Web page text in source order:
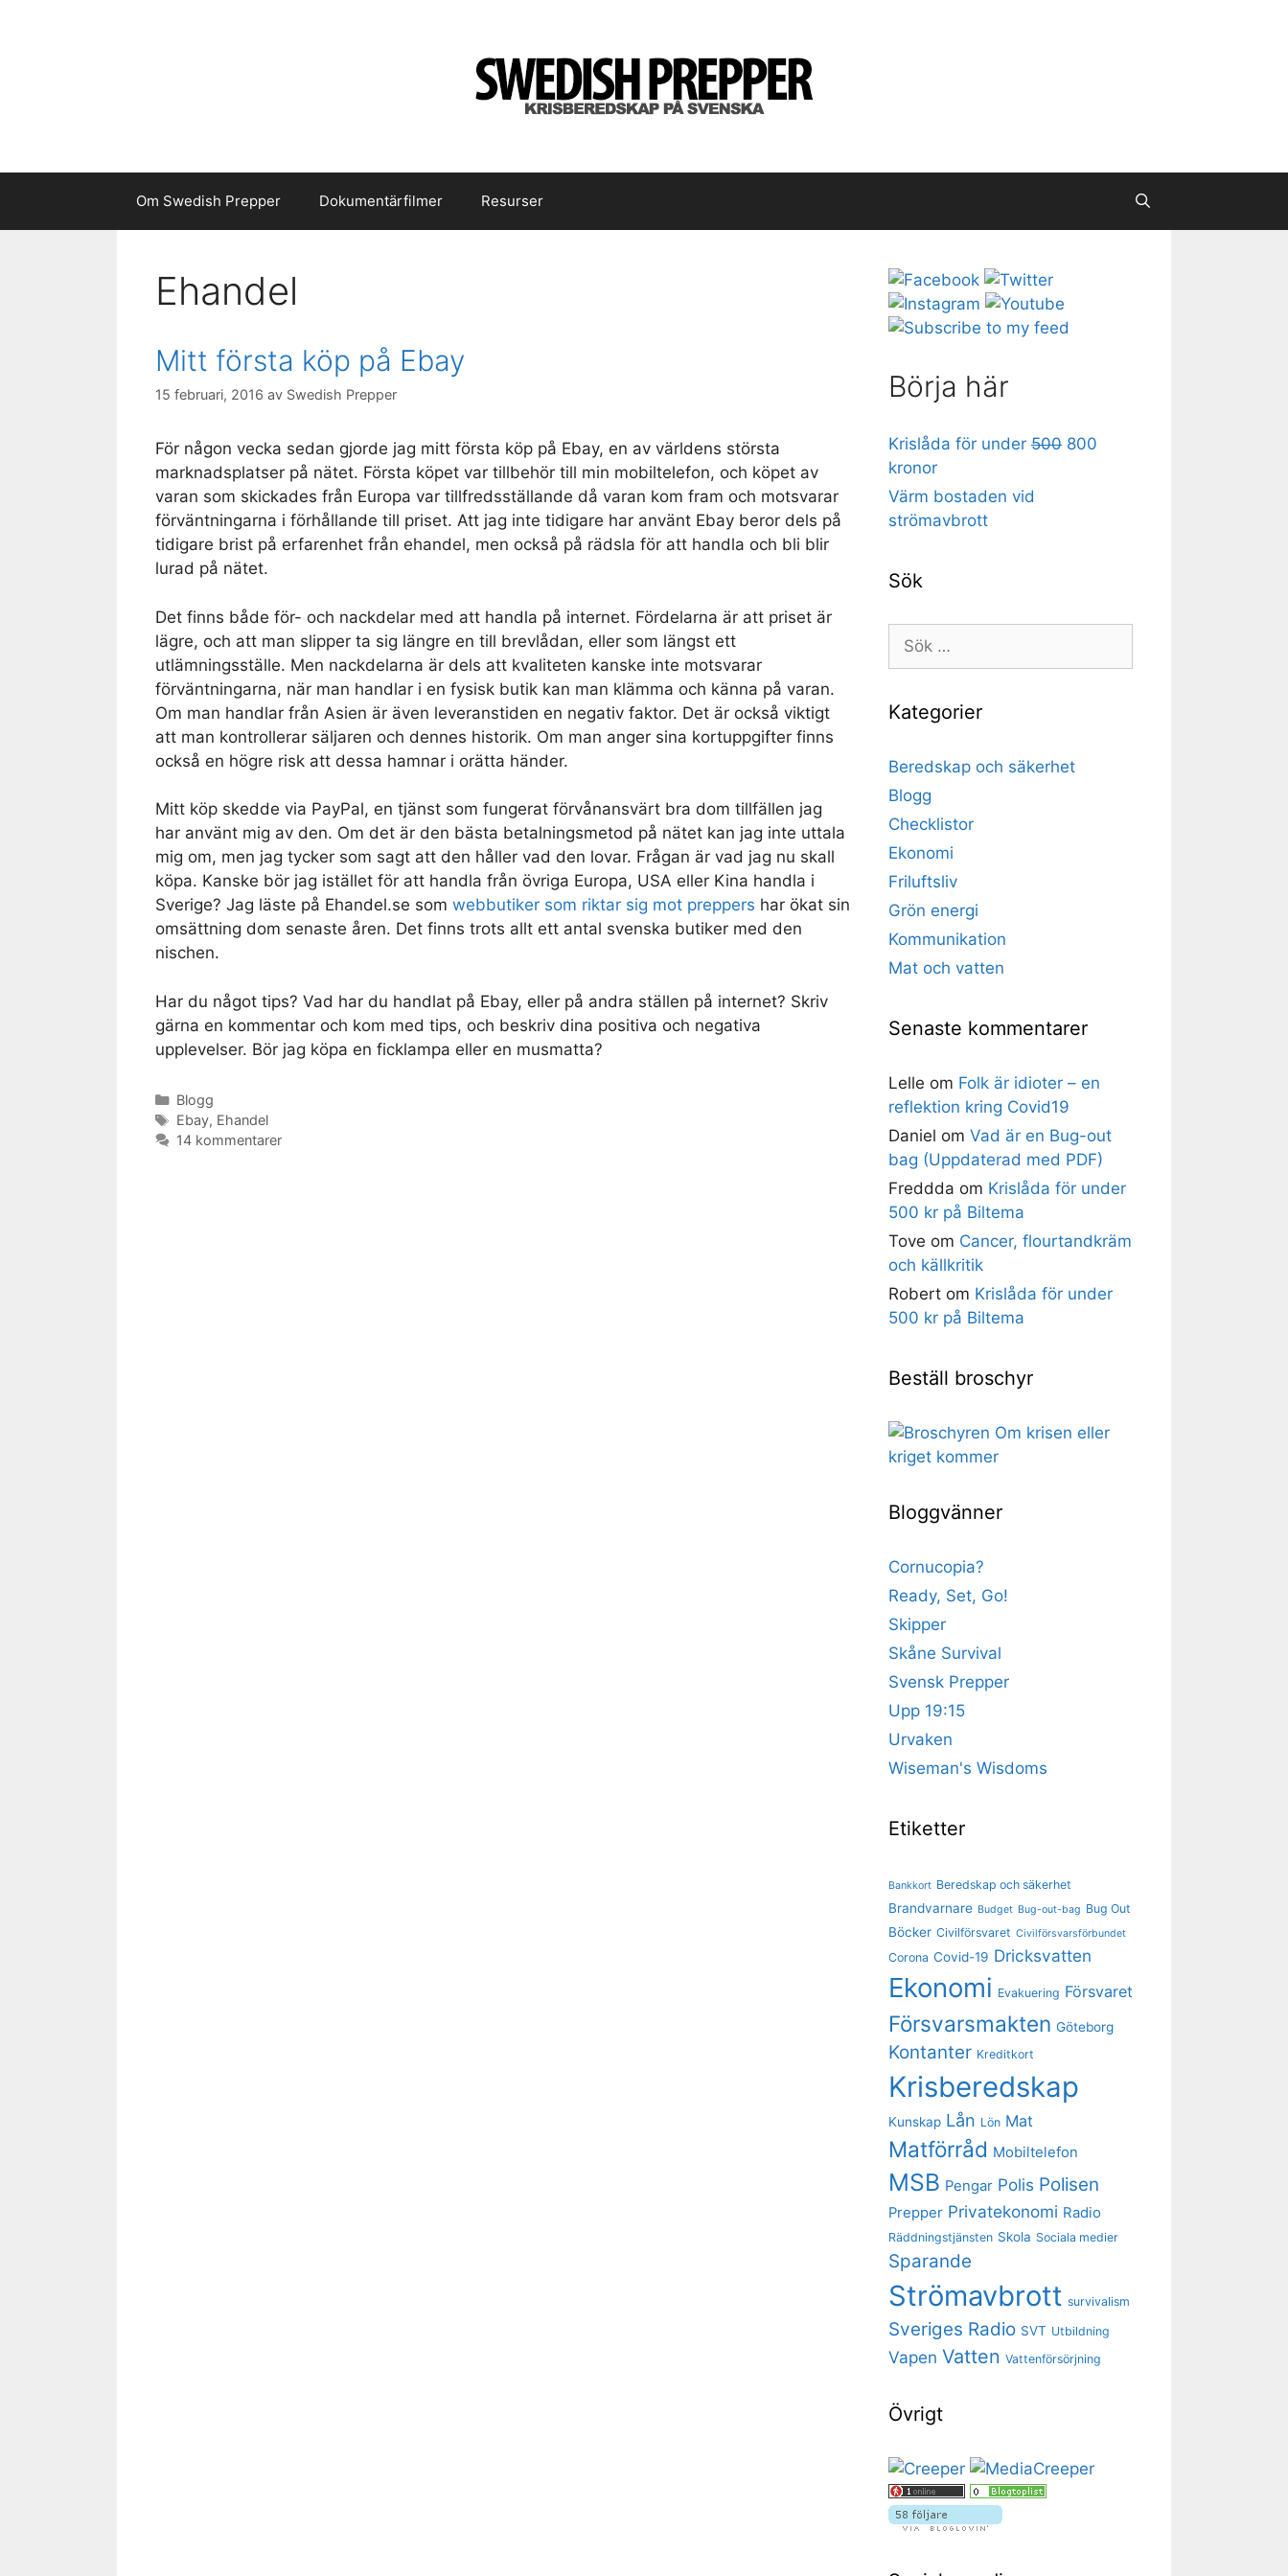
Om Swedish Prepper Dokumentärfilmer Resurser
Ehandel
Mitt första köp på Ebay
15 februari, 2016 av Swedish Prepper
För någon vecka sedan gjorde jag mitt första köp på Ebay, en av världens största
marknadsplatser på nätet. Första köpet var tillbehör till min mobiltelefon, och köpet av
varan som skickades från Europa var tillfredsställande då varan kom fram och motsvarar
förväntningarna i förhållande till priset. Att jag inte tidigare har använt Ebay beror dels på
tidigare brist på erfarenhet från ehandel, men också på rädsla för att handla och bli blir
lurad på nätet.
Det finns både för- och nackdelar med att handla på internet. Fördelarna är att priset är
lägre, och att man slipper ta sig längre en till brevlådan, eller som längst ett
utlämningsställe. Men nackdelarna är dels att kvaliteten kanske inte motsvarar
förväntningarna, när man handlar i en fysisk butik kan man klämma och känna på varan.
Om man handlar från Asien är även leveranstiden en negativ faktor. Det är också viktigt
att man kontrollerar säljaren och dennes historik. Om man anger sina kortuppgifter finns
också en högre risk att dessa hamnar i orätta händer.
Mitt köp skedde via PayPal, en tjänst som fungerat förvånansvärt bra dom tillfällen jag
har använt mig av den. Om det är den bästa betalningsmetod på nätet kan jag inte uttala
mig om, men jag tycker som sagt att den håller vad den lovar. Frågan är vad jag nu skall
köpa. Kanske bör jag istället för att handla från övriga Europa, USA eller Kina handla i
Sverige? Jag läste på Ehandel.se som webbutiker som riktar sig mot preppers har ökat sin
omsättning dom senaste åren. Det finns trots allt ett antal svenska butiker med den
nischen.
Har du något tips? Vad har du handlat på Ebay, eller på andra ställen på internet? Skriv
gärna en kommentar och kom med tips, och beskriv dina positiva och negativa
upplevelser. Bör jag köpa en ficklampa eller en musmatta?
Kategorier
Blogg
Etiketter
Ebay, Ehandel
14 kommentarer
Börja här
Krislåda för under 500 800
kronor
Värm bostaden vid
strömavbrott
Sök
Sök
efter:
Kategorier
Beredskap och säkerhet
Blogg
Checklistor
Ekonomi
Friluftsliv
Grön energi
Kommunikation
Mat och vatten
Senaste kommentarer
Lelle om Folk är idioter – en
reflektion kring Covid19
Daniel om Vad är en Bug-out
bag (Uppdaterad med PDF)
Freddda om Krislåda för under
500 kr på Biltema
Tove om Cancer, flourtandkräm
och källkritik
Robert om Krislåda för under
500 kr på Biltema
Beställ broschyr
Bloggvänner
Cornucopia?
Ready, Set, Go!
Skipper
Skåne Survival
Svensk Prepper
Upp 19:15
Urvaken
Wiseman's Wisdoms
Etiketter
Bankkort Beredskap och säkerhet
Brandvarnare Budget Bug-out-bag Bug Out
Böcker Civilförsvaret Civilförsvarsförbundet
Corona Covid-19 Dricksvatten
Ekonomi Evakuering Försvaret
Försvarsmakten Göteborg
Kontanter Kreditkort
Krisberedskap
Kunskap Lån Lön Mat
Matförråd Mobiltelefon
MSB Pengar Polis Polisen
Prepper Privatekonomi Radio
Räddningstjänsten Skola Sociala medier
Sparande
Strömavbrott survivalism
Sveriges Radio SVT Utbildning
Vapen Vatten Vattenförsörjning
Övrigt